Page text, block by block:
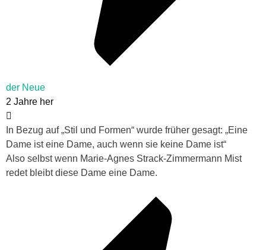
der Neue
2 Jahre her
In Bezug auf „Stil und Formen“ wurde früher gesagt: „Eine
Dame ist eine Dame, auch wenn sie keine Dame ist“
Also selbst wenn Marie-Agnes Strack-Zimmermann Mist
redet bleibt diese Dame eine Dame.